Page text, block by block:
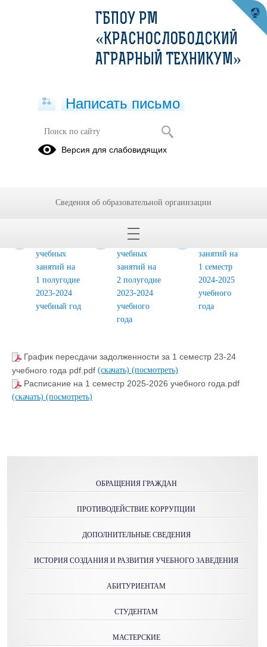
Студентам
2021-2022
2022-2023
учебных
занятий на
1 полугодие
2023-2024
учебный год
Расписание
учебных
занятий на
2 полугодие
2023-2024
учебного
года
занятий на
1 семестр
2024-2025
учебного
года
График пересдачи задолженности за 1 семестр 23-24
учебного года pdf.pdf (скачать) (посмотреть)
Расписание на 1 семестр 2025-2026 учебного года.pdf
(скачать) (посмотреть)
ОБРАЩЕНИЯ ГРАЖДАН
ПРОТИВОДЕЙСТВИЕ КОРРУПЦИИ
ДОПОЛНИТЕЛЬНЫЕ СВЕДЕНИЯ
ИСТОРИЯ СОЗДАНИЯ И РАЗВИТИЯ УЧЕБНОГО ЗАВЕДЕНИЯ
АБИТУРИЕНТАМ
СТУДЕНТАМ
МАСТЕРСКИE
ГБПОУ РМ
«КРАСНОСЛОБОДСКИЙ
АГРАРНЫЙ ТЕХНИКУМ»
Написать письмо
Версия для слабовидящих
Сведения об образовательной организации